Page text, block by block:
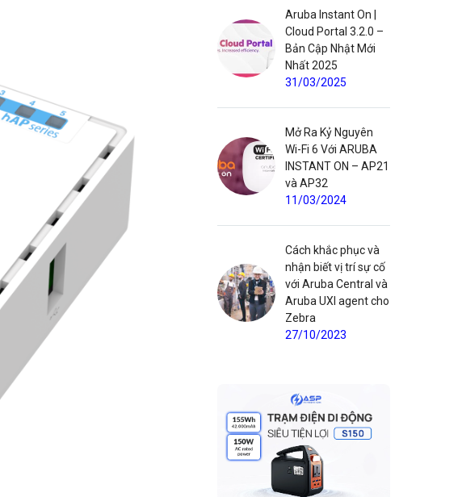
Aruba Instant On |
Cloud Portal 3.2.0 –
Bản Cập Nhật Mới
Nhất 2025
31/03/2025
Mở Ra Kỷ Nguyên
Wi-Fi 6 Với ARUBA
INSTANT ON – AP21
và AP32
11/03/2024
Cách khắc phục và
nhận biết vị trí sự cố
với Aruba Central và
Aruba UXI agent cho
Zebra
27/10/2023